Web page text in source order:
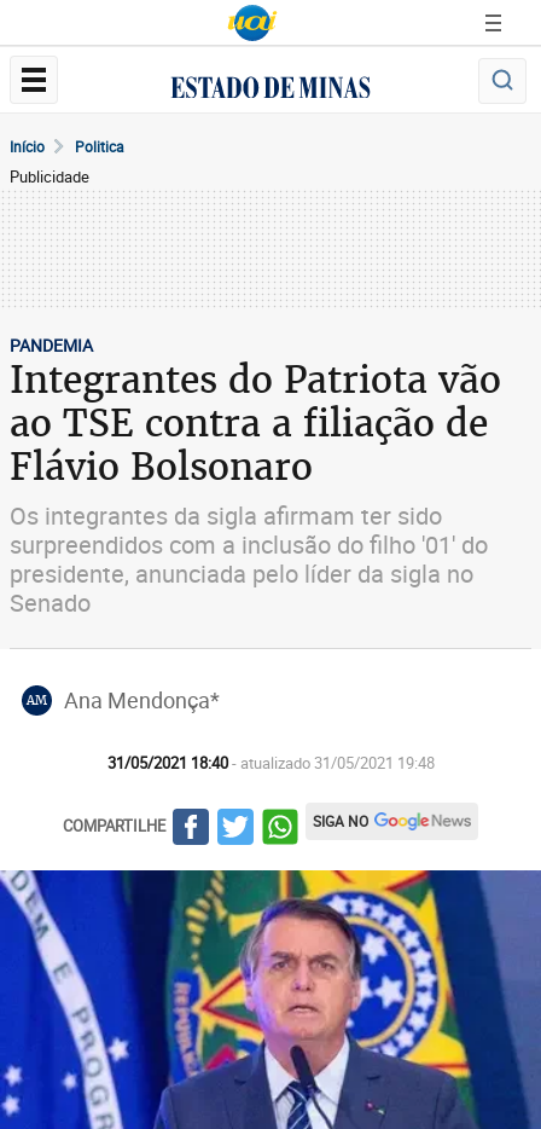
Início Politica
Publicidade
PANDEMIA
Integrantes do Patriota vão
ao TSE contra a filiação de
Flávio Bolsonaro
Os integrantes da sigla afirmam ter sido
surpreendidos com a inclusão do filho '01' do
presidente, anunciada pelo líder da sigla no
Senado
AM Ana Mendonça*
31/05/2021 18:40- atualizado 31/05/2021 19:48
COMPARTILHE SIGA NO